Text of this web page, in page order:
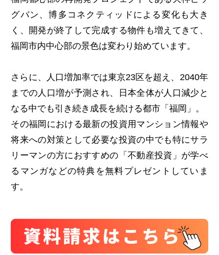
グバン、博多コネクティッドによる変化も大き
く、開発が終了して完成する物件も増えてきて、
福岡市内中心部の景色は変わり始めています。
さらに、人口増加率では東京23区を超え、2040年
までの人口増が予測され、日本全体が人口減少と
なる中でも引き続き成長を続ける都市「福岡」。
その福岡における最新の投資用マンション情報や
将来への対策として必要な投資の中でも特にサラ
リーマンの方におすすめの「不動産投資」が学べ
るマンガなどの特典を無料プレゼントしていま
す。